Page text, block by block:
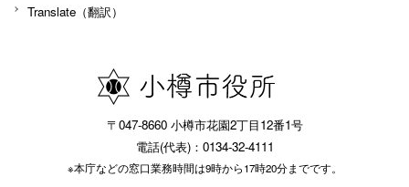
Translate（翻訳）
〒047-8660 小樽市花園2丁目12番1号
電話(代表)：0134-32-4111
※本庁などの窓口業務時間は9時から17時20分までです。